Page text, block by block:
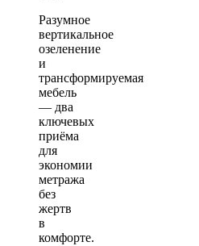
Разумное
вертикальное
озеленение
и
трансформируемая
мебель
— два
ключевых
приёма
для
экономии
метража
без
жертв
в
комфорте.